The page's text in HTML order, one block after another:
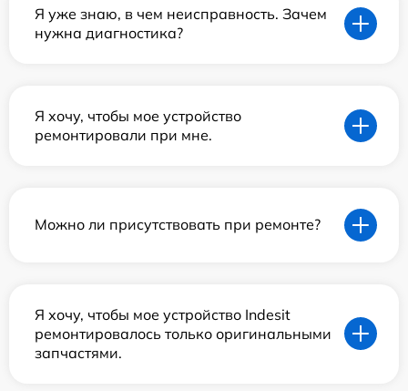
Я уже знаю, в чем неисправность. Зачем
нужна диагностика?
Я хочу, чтобы мое устройство
ремонтировали при мне.
Можно ли присутствовать при ремонте?
Я хочу, чтобы мое устройство Indesit
ремонтировалось только оригинальными
запчастями.